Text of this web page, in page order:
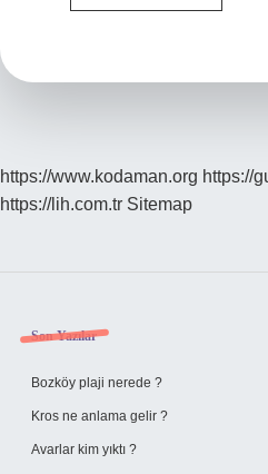
1950
https://www.kodaman.org https://
https://lih.com.tr Sitemap
Sidebar
Son Yazılar
Bozköy plaji nerede ?
Kros ne anlama gelir ?
Avarlar kim yıktı ?